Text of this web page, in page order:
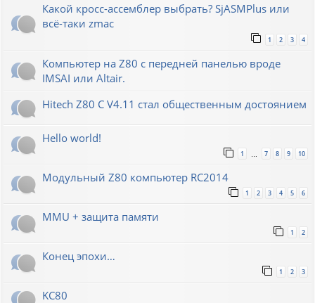
Какой кросс-ассемблер выбрать? SjASMPlus или
всё-таки zmac
1 2 3 4
Компьютер на Z80 с передней панелью вроде
IMSAI или Altair.
Hitech Z80 C V4.11 стал общественным достоянием
Hello world!
1 7 8 9 10
Модульный Z80 компьютер RC2014
1 2 3 4 5 6
MMU + защита памяти
1 2
Конец эпохи…
1 2 3
KC80